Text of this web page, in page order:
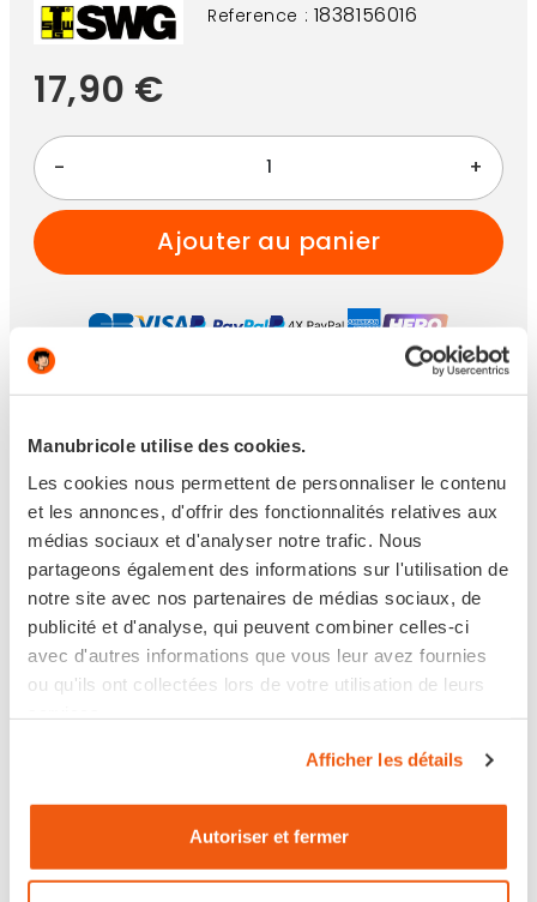
Manubricole utilise des cookies.
Les cookies nous permettent de personnaliser le contenu
et les annonces, d'offrir des fonctionnalités relatives aux
médias sociaux et d'analyser notre trafic. Nous
partageons également des informations sur l'utilisation de
notre site avec nos partenaires de médias sociaux, de
publicité et d'analyse, qui peuvent combiner celles-ci
avec d'autres informations que vous leur avez fournies
ou qu'ils ont collectées lors de votre utilisation de leurs
Afficher les détails
Autoriser et fermer
Reference : 1838156016
17,90 €
- +
ajouter au panier
Paiement 100% sécurisé
En stock
Livraison en 24/48h
Retour sous 14 jours